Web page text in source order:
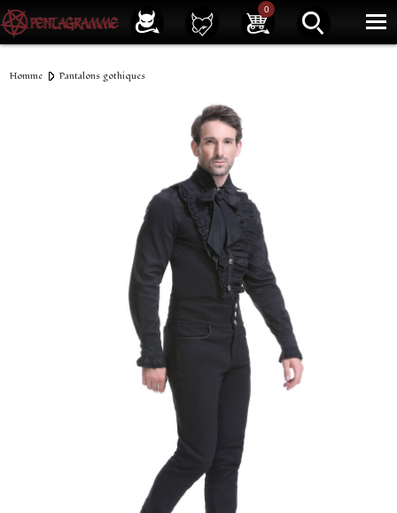
0
Service client 01 40 39 07 94
Newsletter | | Facebook | Instagram
|
Homme Pantalons gothiques